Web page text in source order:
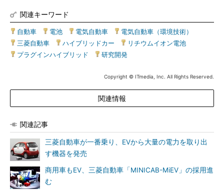
関連キーワード
自動車 電池 電気自動車 電気自動車（環境技術）
三菱自動車
ハイブリッドカー リチウムイオン電池
プラグインハイブリッド
研究開発
Copyright © ITmedia, Inc. All Rights Reserved.
関連情報
関連記事
三菱自動車が一番乗り、EVから大量の電力を取り出
す機器を発売
商用車もEV、三菱自動車「MINICAB-MiEV」の採用進
む